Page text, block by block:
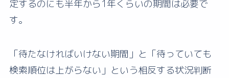
定するのにも半年から1年くらいの期間は必要で
す。
「待たなければいけない期間」と「待っていても
検索順位は上がらない」という相反する状況判断